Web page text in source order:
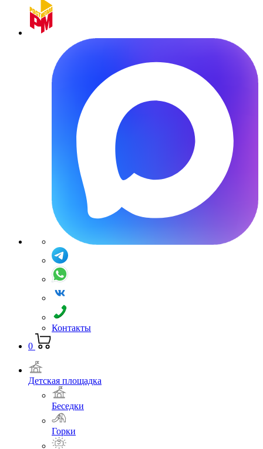
Контакты
0
Детская площадка
Беседки
Горки